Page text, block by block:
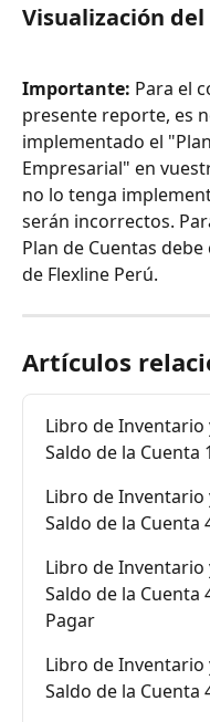
Visualización
Importante: Para el
presente reporte, es
implementado el
Empresarial" en
no lo tenga
serán incorrectos.
Plan de Cuentas
de Flexline Perú.
Artículos
Libro de Inventario
Saldo de la Cuenta
Libro de Inventario
Saldo de la
Libro de Inventario
Saldo de la Cuenta
Pagar
Libro de Inventario
Saldo de la Cuenta